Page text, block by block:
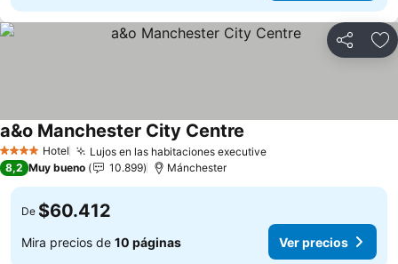
Compartir
4 EstrellasHotel Lujos en las habitaciones executiveVer precios
a&o Manchester City Centre
8,2 Muy bueno 10.899 Mánchester
De $60.412
Mira precios de 10 páginas Ver precios